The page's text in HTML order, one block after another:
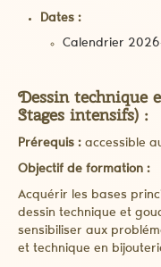
Dates :
Calendrier
Dessin technique
Stages intensifs) :
Prérequis : accessible
Objectif de formation :
Acquérir les bases
dessin technique et
sensibiliser aux
et technique en